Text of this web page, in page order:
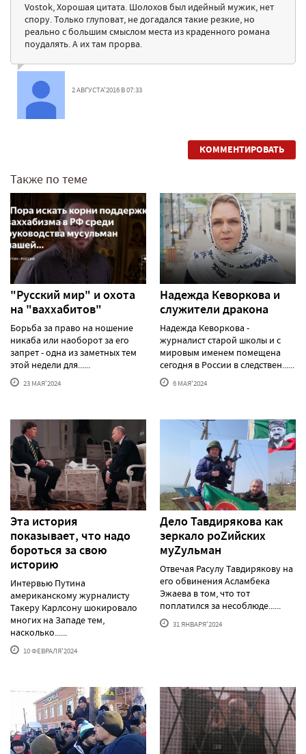
Vostok, Хорошая цитата. Шолохов был идейный мужик, нет
спору. Только глуповат, не догадался такие резкие, но
реально с большим смыслом места из краденного романа
поудалять. А их там прорва.
2 АВГУСТА'2016 В 07:33
КОММЕНТИРОВАТЬ
Также по теме
"Русский мир" и охота
на "ваххабитов"
Борьба за право на ношение
никаба или наоборот за его
запрет - одна из заметных тем
этой недели для......
23 МАЯ'2024
Надежда Кеворкова и
служители дракона
Надежда Кеворкова -
журналист старой школы и с
мировым именем помещена
сегодня в России в следствен......
6 МАЯ'2024
Эта история
показывает, что надо
бороться за свою
историю
Интервью Путина
американскому журналисту
Такеру Карлсону шокировало
многих на Западе тем,
насколько......
10 ФЕВРАЛЯ'2024
Дело Тавдирякова как
зеркало роZийских
муZульман
Отвечая Расулу Тавдирякову на
его обвинения Асламбека
Эжаева в том, что тот
поплатился за несоблюде......
31 ЯНВАРЯ'2024